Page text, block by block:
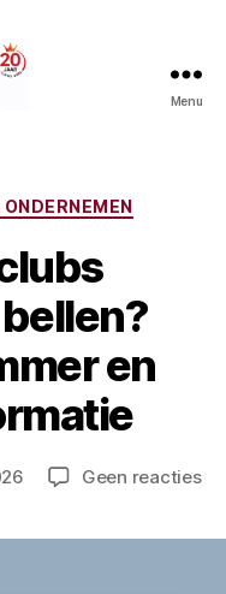
Menu
en
Geen reactiesop